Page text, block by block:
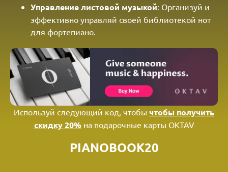
Управление листовой музыкой: Организуй и
эффективно управляй своей библиотекой нот
для фортепиано.
Используй следующий код, чтобы чтобы получить
скидку 20% на подарочные карты OKTAV
PIANOBOOK20